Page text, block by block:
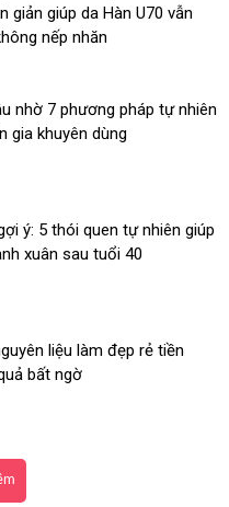
giản giúp da Hàn U70 vẫn
nếp nhăn
nhờ 7 phương pháp tự nhiên
gia khuyên dùng
ý: 5 thói quen tự nhiên giúp
xuân sau tuổi 40
liệu làm đẹp rẻ tiền
bất ngờ